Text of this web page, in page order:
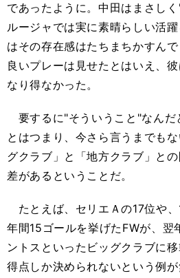
であったように。中田はまさし
ルージャでは実に素晴らしい活
はその存在感はたちまちかすん
良いプレーは見せたとはいえ、
なり得なかった。
要するに"そういうこと"なんだ
とはつまり、今さら言うまでも
グクラブ」と「地方クラブ」と
差があるということだ。
たとえば、セリエＡの17位や
年間15ゴールを挙げたFWが、翌
ントスといったビッグクラブに
得点しか決められないという例